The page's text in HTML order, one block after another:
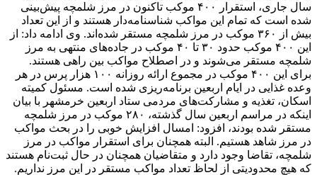
سال جاری، استقرار ۴۰۰ موکب تاکنون در مرز شلمچه پیش‌بینی
شده است که تمام این مواکب شناسنامه‌دار هستند و از این تعداد
بیش از ۳۶۰ موکب در مرز شلمچه مستقر شده‌اند. وی ادامه داد: از
این ۴۰۰ موکب حدود ۳۰ تا ۴۰ موکب در جاده‌های منتهی به مرز
شلمچه مستقر می‌شوند و در اصطلاح مواکب بین راهی هستند.
برای این ۴۰۰ موکب در مجموع ارائه روزانه ۱۰۰ هزار پرس در هر
وعده غذایی در ایام اربعین برنامه‌ریزی شده است. مسئول کمیته
اسکان، تغذیه و مشارکت‌های مردمی ستاد اربعین خرمشهر با بیان
اینکه در مراسم اربعین سال گذشته، ۲۸۰ موکب در مرز شلمچه
مستقر شده بودند، افزود: امسال افزایش خوبی را در بحث مواکب
در مرز شاهد هستیم. البته همچنان برای استقرار مواکب در مرز
شلمچه، تقاضا وجود دارد و متقاضیان همچنان در حال ثبت‌نام هستند
که هیچ محدودیتی از لحاظ تعداد مواکب مستقر در این مرز نداریم.